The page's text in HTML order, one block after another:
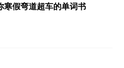
假弯道超车的单词书